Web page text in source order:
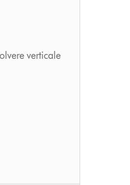
verticale